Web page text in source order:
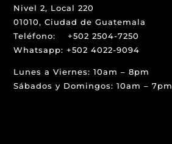
Nivel 2, Local 220
01010, Ciudad de Guatemala
Teléfono: +502 2504-7250
Whatsapp: +502 4022-9094
Lunes a Viernes: 10am – 8pm
Sábados y Domingos: 10am – 7pm